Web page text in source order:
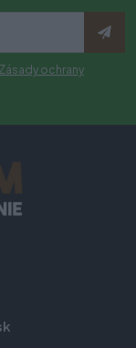
Zásady ochrany